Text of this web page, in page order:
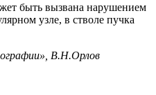
быть вызвана нарушением
узле, в стволе пучка
В.Н.Орлов